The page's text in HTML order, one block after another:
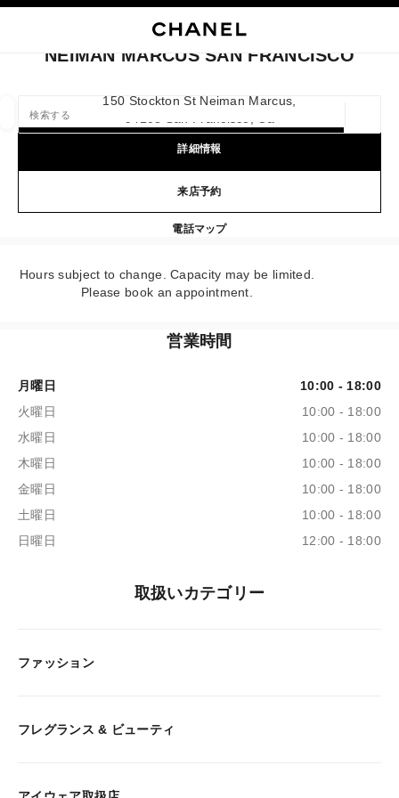
この検索バーの下に候補が表示されます
0 提案あり
ブティックカードを閉じる NEIMAN MARCUS SAN FRANCISCO
NEIMAN MARCUS SAN FRANCISCO
150 Stockton St Neiman Marcus,
詳細情報
来店予約
電話4153623900
マップNEIMAN MARCUS SAN
Hours subject to change. Capacity may be limited.
Please book an appointment.
営業時間
月曜日
10:00 - 18:00
火曜日
10:00 - 18:00
水曜日
10:00 - 18:00
木曜日
10:00 - 18:00
金曜日
10:00 - 18:00
土曜日
10:00 - 18:00
日曜日
12:00 - 18:00
取扱いカテゴリー
ファッション
フレグランス & ビューティ
以下に関するフィルター結果：
アイウェア取扱店